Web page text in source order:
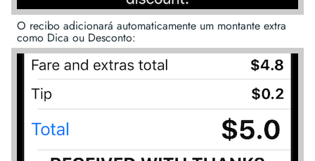
O recibo adicionará automaticamente um montante extra
como Dica ou Desconto: